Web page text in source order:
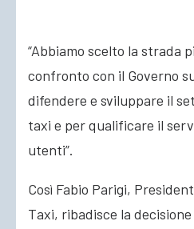
ACCEDI
“Abbiamo scelto la strada
confronto con il Governo
difendere e sviluppare il
taxi e per qualificare il
utenti”.
Così Fabio Parigi,
Taxi, ribadisce la